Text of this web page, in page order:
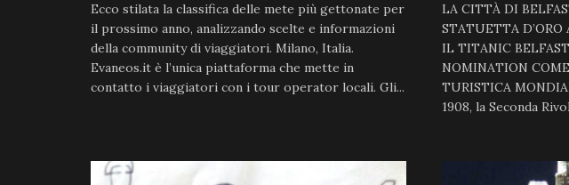
Ecco stilata la classifica delle mete più gettonate per
il prossimo anno, analizzando scelte e informazioni
della community di viaggiatori. Milano, Italia.
Evaneos.it è l’unica piattaforma che mette in
contatto i viaggiatori con i tour operator locali. Gli...
LA CITTÀ DI
STATUETTA D’ORO
IL TITANIC
NOMINATION
TURISTICA
1908, la Seconda